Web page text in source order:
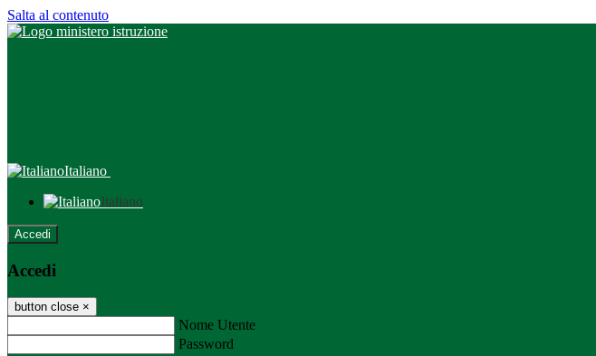
Salta al contenuto
Italiano
Italiano
Accedi
Accedi
button close ×
Nome Utente
Password